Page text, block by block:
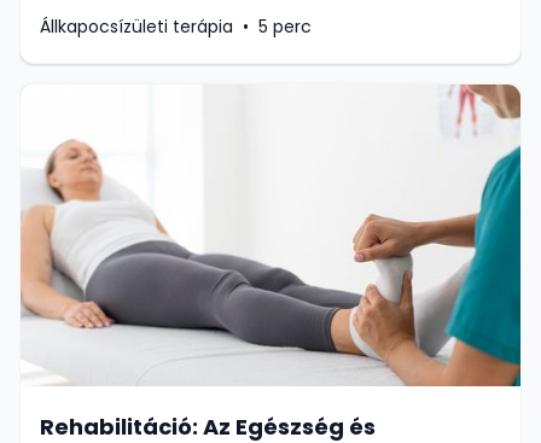
Állkapocsízületi terápia • 5 perc
Rehabilitáció: Az Egészség és